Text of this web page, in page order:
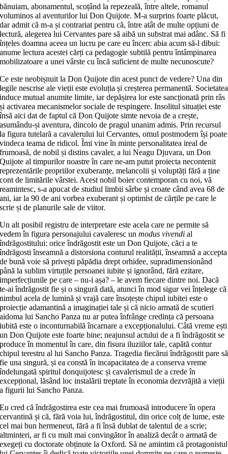
bănuiam, abonamentul, scoțând la repezeală, între altele, romanul
voluminos al aventurilor lui Don Quijote. M-a surprins foarte plăcut,
dar admit că m-a și contrariat pentru că, între atât de multe opțiuni de
lectură, alegerea lui Cervantes pare să aibă un substrat mai adânc. Să fi
înțeles doamna aceea un lucru pe care eu încerc abia acum să-l dibui:
anume lectura acestei cărți ca pedagogie subtilă pentru întâmpinarea
mobilizatoare a unei vârste cu încă suficient de multe necunoscute?
Ce este neobișnuit la Don Quijote din acest punct de vedere? Una din
legile nescrise ale vieții este evoluția și creșterea permanentă. Societatea
induce mutual anumite limite, iar depășirea lor este sancționată prin râs
și activarea mecanismelor sociale de respingere. Insolitul situației este
însă aici dat de faptul că Don Quijote simte nevoia de a crește,
asumându-și aventura, dincolo de pragul unanim admis. Prin recursul
la figura tutelară a cavalerului lui Cervantes, omul postmodern își poate
vindeca teama de ridicol. Îmi vine în minte personalitatea ireal de
frumoasă, de nobil și distins cavaler, a lui Neagu Djuvara, un Don
Quijote al timpurilor noastre în care ne-am putut proiecta necontenit
reprezentările propriilor exuberanțe, melancolii și voluptăți fără a ține
cont de limitările vârstei. Acest nobil boier contemporan cu noi, vă
reamintesc, s-a apucat de studiul limbii sârbe și croate când avea 68 de
ani, iar la 90 de ani vorbea exuberant și optimist de cărțile pe care le
scrie și de planurile sale de viitor.
Un alt posibil registru de interpretare este acela care ne permite să
vedem în figura personajului cavaleresc unmodus vivendi al
îndrăgostitului: orice îndrăgostit este un Don Quijote, căci a te
îndrăgosti înseamnă a distorsiona conturul realității, înseamnă a accepta
de bună voie să privești păpădia drept orhidee, supradimensionând
până la sublim virtuțile persoanei iubite și ignorând, fără ezitare,
imperfecțiunile pe care – nu-i așa? – le avem fiecare dintre noi. Dacă
te-ai îndrăgostit fie și o singură dată, atunci în mod sigur vei înțelege că
nimbul acela de lumină și vrajă care însoțește chipul iubitei este o
proiecție adamantină a imaginației tale și că nicio armată de scutieri
aidoma lui Sancho Panza nu ar putea înfrânge credința că persoana
iubită este o inconturnabilă încarnare a excepționalului. Câtă vreme ești
un Don Quijote este foarte bine; neajunsul actului de a fi îndrăgostit se
produce în momentul în care, din fisura iluziilor tale, capătă contur
chipul terestru al lui Sancho Panza. Tragedia fiecărui îndrăgostit pare să
fie una singură, și ea constă în incapacitatea de a conserva vreme
îndelungată spiritul donquijotesc și cavalerismul de a crede în
excepțional, lăsând loc instalării treptate în economia dezvrăjită a vieții
a figurii lui Sancho Panza.
Eu cred că îndrăgostirea este cea mai frumoasă introducere în opera
cervantină și că, fără voia lui, îndrăgostitul, din orice colț de lume, este
cel mai bun hermeneut, fără a fi însă dublat de talentul de a scrie;
altminteri, ar fi cu mult mai convingător în analiză decât o armată de
exegeți cu doctorate obținute la Oxford. Să ne amintim că protagonistul